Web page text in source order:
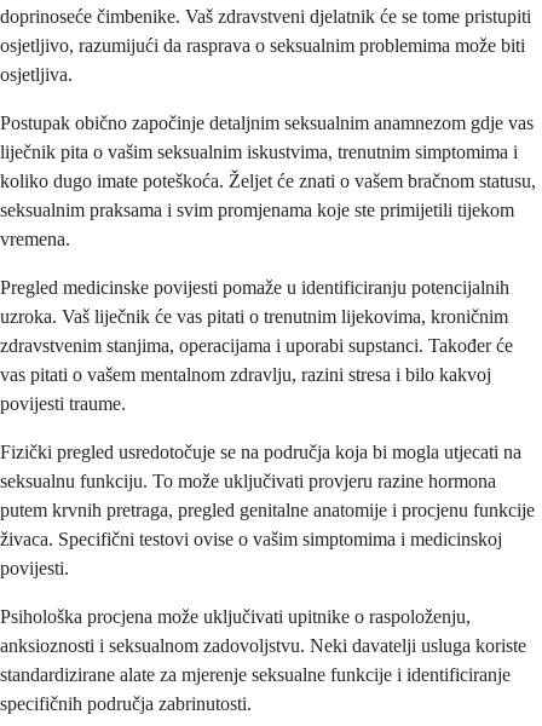
doprinoseće čimbenike. Vaš zdravstveni djelatnik će se tome pristupiti
osjetljivo, razumijući da rasprava o seksualnim problemima može biti
osjetljiva.
Postupak obično započinje detaljnim seksualnim anamnezom gdje vas
liječnik pita o vašim seksualnim iskustvima, trenutnim simptomima i
koliko dugo imate poteškoća. Željet će znati o vašem bračnom statusu,
seksualnim praksama i svim promjenama koje ste primijetili tijekom
vremena.
Pregled medicinske povijesti pomaže u identificiranju potencijalnih
uzroka. Vaš liječnik će vas pitati o trenutnim lijekovima, kroničnim
zdravstvenim stanjima, operacijama i uporabi supstanci. Također će
vas pitati o vašem mentalnom zdravlju, razini stresa i bilo kakvoj
povijesti traume.
Fizički pregled usredotočuje se na područja koja bi mogla utjecati na
seksualnu funkciju. To može uključivati provjeru razine hormona
putem krvnih pretraga, pregled genitalne anatomije i procjenu funkcije
živaca. Specifični testovi ovise o vašim simptomima i medicinskoj
povijesti.
Psihološka procjena može uključivati upitnike o raspoloženju,
anksioznosti i seksualnom zadovoljstvu. Neki davatelji usluga koriste
standardizirane alate za mjerenje seksualne funkcije i identificiranje
specifičnih područja zabrinutosti.